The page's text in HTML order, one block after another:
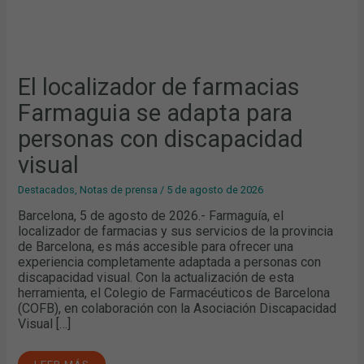
El localizador de farmacias
Farmaguia se adapta para
personas con discapacidad
visual
Destacados, Notas de prensa / 5 de agosto de 2026
Barcelona, 5 de agosto de 2026.- Farmaguía, el
localizador de farmacias y sus servicios de la provincia
de Barcelona, es más accesible para ofrecer una
experiencia completamente adaptada a personas con
discapacidad visual. Con la actualización de esta
herramienta, el Colegio de Farmacéuticos de Barcelona
(COFB), en colaboración con la Asociación Discapacidad
Visual […]